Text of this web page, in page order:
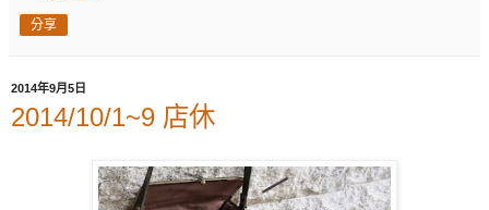
分享
2014年9月5日
2014/10/1~9 店休